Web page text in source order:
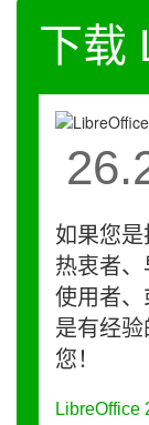
下载
如果您是
热衷者、
使用者、
是有经
您！
LibreOffice